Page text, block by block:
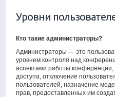
Уровни
Кто такие администраторы?
Администраторы — это
уровнем контроля над
аспектами работы конференции,
доступа, отключение
пользователей, назначение
прав, предоставленных им